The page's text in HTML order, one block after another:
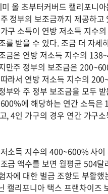
올 초부터커버드 캘리포니
정부의 보조금까지 제공하고
구 소득이 연방 저소득 지수
를 받을 수 있다. 조금 더 자세
금은 연방 저소득 지수의
만주 정부의 보조금은
라서 연방 저소득 지수의
부와 주 정부 보조금을 모두
에 해당하는 연간 소득은
, 4인 가구의 경우 연간 가구
소득 지수의 400~600% 사
금 액수를 보면 월평균 504달
자에 대한 벌금 조항도 부활했
캘리포니아 택스 프랜차이즈